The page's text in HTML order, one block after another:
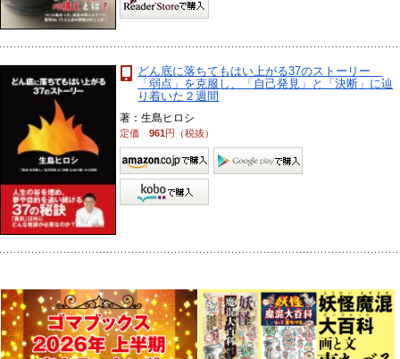
どん底に落ちてもはい上がる37のストーリー
「弱点」を克服し、「自己発見」と「決断」に辿
り着いた２週間
著：生島ヒロシ
定価961円（税抜）